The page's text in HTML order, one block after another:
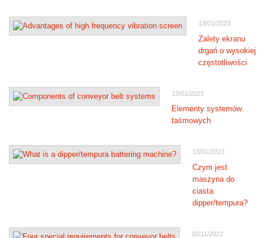
13/01/2023
Zalety ekranu
drgań o wysokiej
częstotliwości
13/01/2023
Elementy systemów
taśmowych
13/01/2023
Czym jest
maszyna do
ciasta
dipper/tempura?
02/11/2022